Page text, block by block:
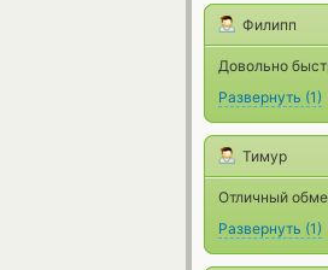
Филипп
Довольно
Развернуть (1)
Тимур
Отличный
Развернуть (1)